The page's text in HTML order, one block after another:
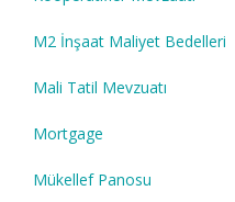
M2 İnşaat Maliyet Bedelleri
Mali Tatil Mevzuatı
Mortgage
Mükellef Panosu